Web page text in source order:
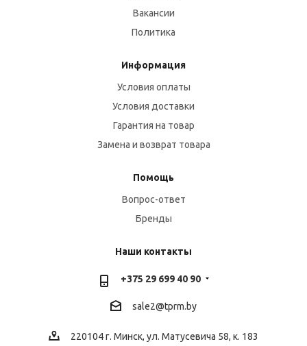
Вакансии
Политика
Информация
Условия оплаты
Условия доставки
Гарантия на товар
Замена и возврат товара
Помощь
Вопрос-ответ
Бренды
Наши контакты
+375 29 699 40 90
sale2@tprm.by
220104 г. Минск, ул. Матусевича 58, к. 183